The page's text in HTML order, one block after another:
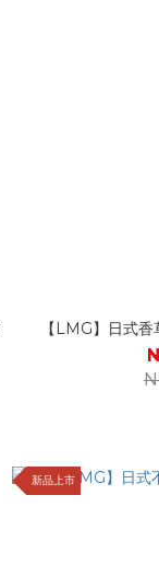
【LMG】日式
新品上市